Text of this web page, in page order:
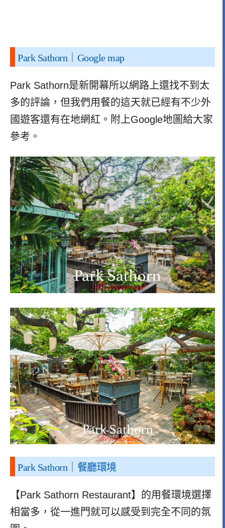
Park Sathorn｜Google map
Park Sathorn是新開幕所以網路上還找不到太
多的評論，但我們用餐的這天就已經有不少外
國遊客還有在地網紅。附上Google地圖給大家
參考。
Park Sathorn｜餐廳環境
【Park Sathorn Restaurant】的用餐環境選擇
相當多，從一進門就可以感受到完全不同的氛